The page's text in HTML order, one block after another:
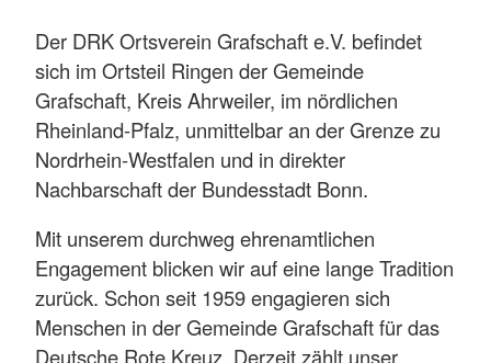
Der DRK Ortsverein Grafschaft e.V. befindet
sich im Ortsteil Ringen der Gemeinde
Grafschaft, Kreis Ahrweiler, im nördlichen
Rheinland-Pfalz, unmittelbar an der Grenze zu
Nordrhein-Westfalen und in direkter
Nachbarschaft der Bundesstadt Bonn.
Mit unserem durchweg ehrenamtlichen
Engagement blicken wir auf eine lange Tradition
zurück. Schon seit 1959 engagieren sich
Menschen in der Gemeinde Grafschaft für das
Deutsche Rote Kreuz. Derzeit zählt unser